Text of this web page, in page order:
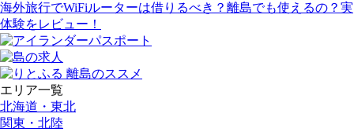
海外旅行でWiFiルーターは借りるべき？離島でも使えるの？実
体験をレビュー！
エリア一覧
北海道・東北
関東・北陸